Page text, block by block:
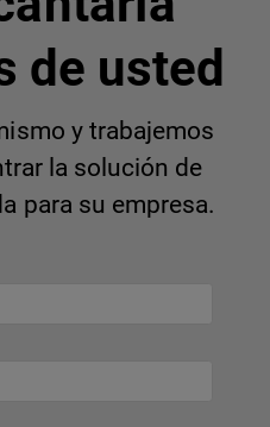
de usted
y trabajemos
la solución de
para su empresa.